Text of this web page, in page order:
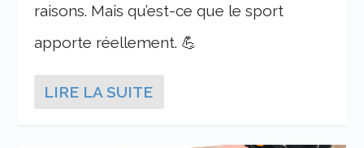
raisons. Mais qu’est-ce que le sport
apporte réellement. 💪
LIRE LA SUITE